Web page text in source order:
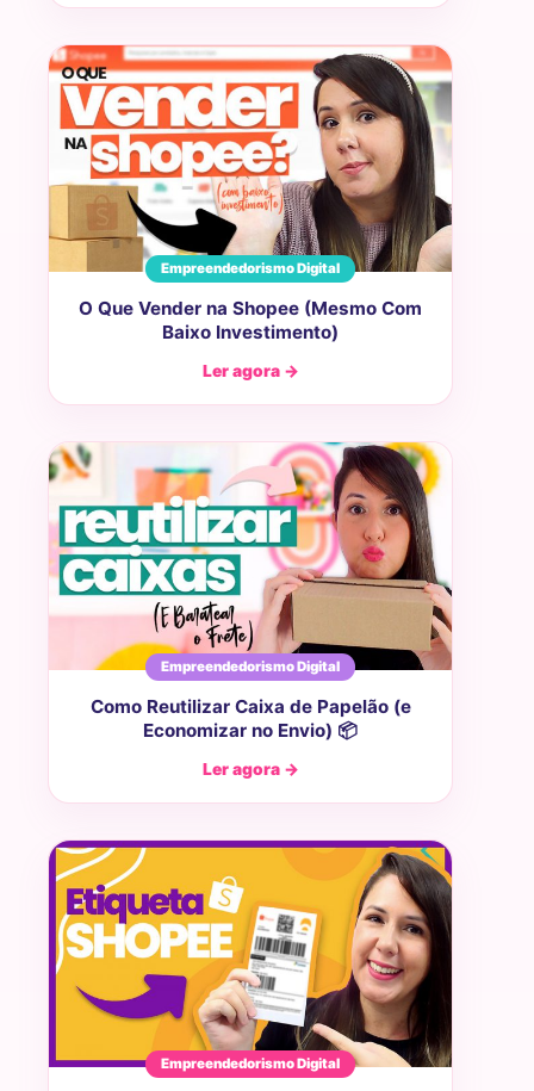
Empreendedorismo Digital
O Que Vender na Shopee (Mesmo Com
Baixo Investimento)
Ler agora →
Empreendedorismo Digital
Como Reutilizar Caixa de Papelão (e
Economizar no Envio) 📦
Ler agora →
Empreendedorismo Digital